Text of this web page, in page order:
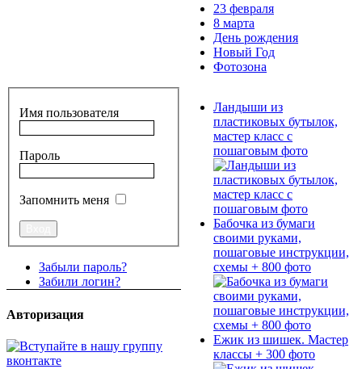
23 февраля
8 марта
День рождения
Новый Год
Фотозона
Имя пользователя
Пароль
Запомнить меня
Забыли пароль?
Забили логин?
Авторизация
Ландыши из
пластиковых бутылок,
мастер класс с
пошаговым фото
Бабочка из бумаги
своими руками,
пошаговые инструкции,
схемы + 800 фото
Ежик из шишек. Мастер
классы + 300 фото